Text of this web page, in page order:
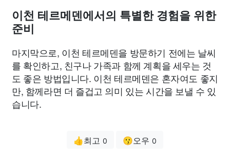
이천 테르메덴에서의 특별한 경험을 위한
준비
마지막으로, 이천 테르메덴을 방문하기 전에는 날씨
를 확인하고, 친구나 가족과 함께 계획을 세우는 것
도 좋은 방법입니다. 이천 테르메덴은 혼자여도 좋지
만, 함께라면 더 즐겁고 의미 있는 시간을 보낼 수 있
습니다.
👍최고 0 😗오우 0